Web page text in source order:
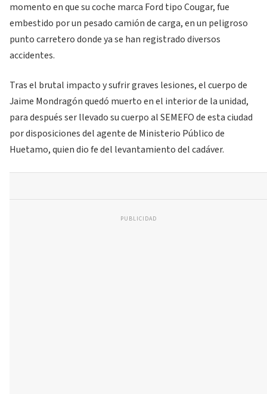
momento en que su coche marca Ford tipo Cougar, fue
embestido por un pesado camión de carga, en un peligroso
punto carretero donde ya se han registrado diversos
accidentes.
Tras el brutal impacto y sufrir graves lesiones, el cuerpo de
Jaime Mondragón quedó muerto en el interior de la unidad,
para después ser llevado su cuerpo al SEMEFO de esta ciudad
por disposiciones del agente de Ministerio Público de
Huetamo, quien dio fe del levantamiento del cadáver.
PUBLICIDAD